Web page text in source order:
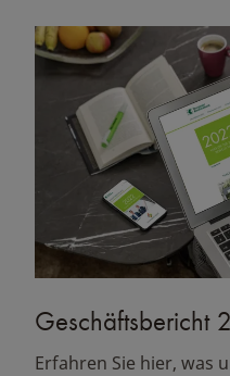
Geschäftsbericht
Erfahren Sie hier, was